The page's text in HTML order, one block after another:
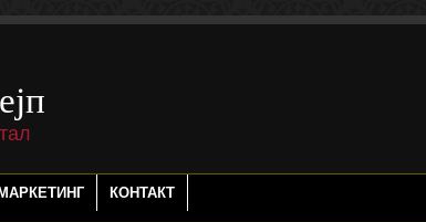
МАРКЕТИНГ КОНТАКТ